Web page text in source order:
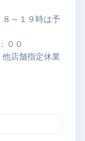
～１９時は予
００
店舗指定休業